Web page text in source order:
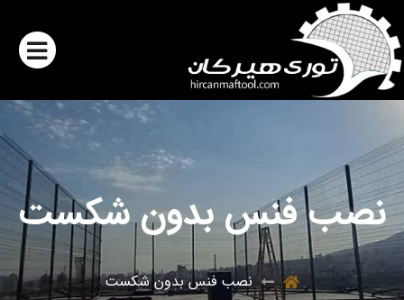
نصب فنس بدون شکست
نصب فنس بدون شکست